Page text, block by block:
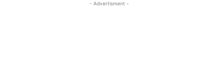
- Advertisment -